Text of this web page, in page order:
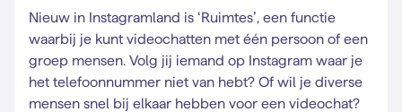
Nieuw in Instagramland is ‘Ruimtes’, een functie
waarbij je kunt videochatten met één persoon of een
groep mensen. Volg jij iemand op Instagram waar je
het telefoonnummer niet van hebt? Of wil je diverse
mensen snel bij elkaar hebben voor een videochat?